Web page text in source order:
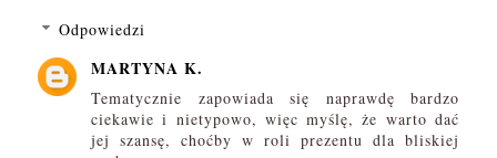
Odpowiedzi
MARTYNA K.
Tematycznie zapowiada się naprawdę bardzo
ciekawie i nietypowo, więc myślę, że warto dać
jej szansę, choćby w roli prezentu dla bliskiej